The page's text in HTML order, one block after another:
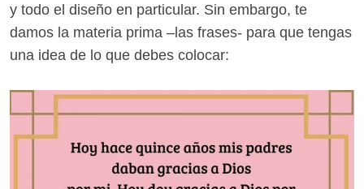
y todo el diseño en particular. Sin embargo, te
damos la materia prima –las frases- para que tengas
una idea de lo que debes colocar: